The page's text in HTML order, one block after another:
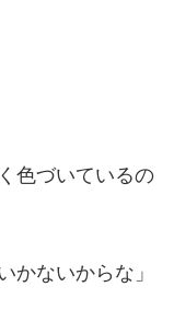
色づいているの
かないからな」